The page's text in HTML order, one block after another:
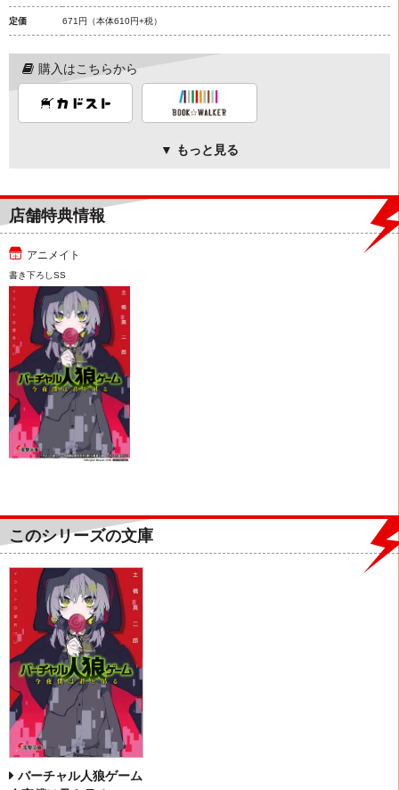
定価 671円 （本体610円+税）
購入はこちらから
▼ もっと見る
店舗特典情報
アニメイト
書き下ろしSS
このシリーズの文庫
バーチャル人狼ゲーム